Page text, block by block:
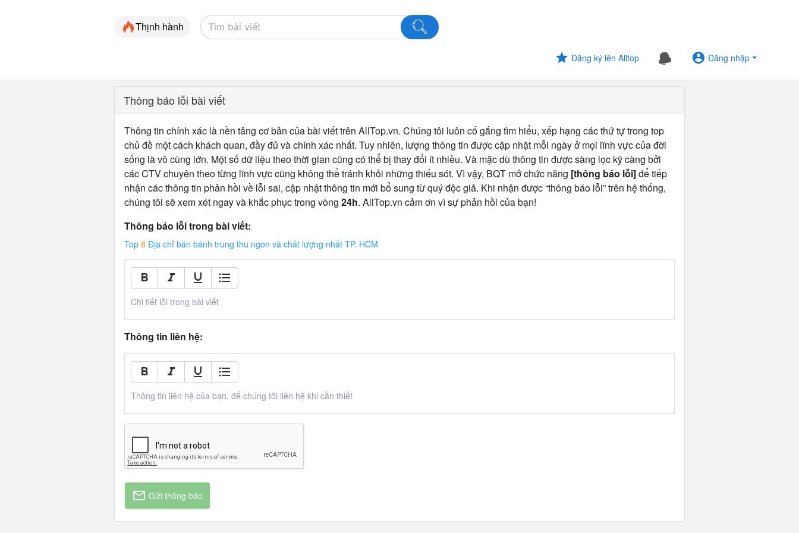
Thịnh hành
Đăng ký lên Alltop Đăng nhập
Thông báo lỗi bài viết
Thông tin chính xác là nền tảng cơ bản của bài viết trên AllTop.vn. Chúng tôi luôn cố gắng tìm hiểu, xếp hạng các thứ tự trong top
chủ đề một cách khách quan, đầy đủ và chính xác nhất. Tuy nhiên, lượng thông tin được cập nhật mỗi ngày ở mọi lĩnh vực của đời
sống là vô cùng lớn. Một số dữ liệu theo thời gian cũng có thể bị thay đổi ít nhiều. Và mặc dù thông tin được sàng lọc kỹ càng bởi
các CTV chuyên theo từng lĩnh vực cũng không thể tránh khỏi những thiếu sót. Vì vậy, BQT mở chức năng [thông báo lỗi]để tiếp
nhận các thông tin phản hồi về lỗi sai, cập nhật thông tin mới bổ sung từ quý độc giả. Khi nhận được “thông báo lỗi” trên hệ thống,
chúng tôi sẽ xem xét ngay và khắc phục trong vòng 24h. AllTop.vn cảm ơn vì sự phản hồi của bạn!
Thông báo lỗi trong bài viết:
Top 8 Địa chỉ bán bánh trung thu ngon và chất lượng nhất TP. HCM
Chi tiết lỗi trong bài viết
Thông tin liên hệ:
Thông tin liên hệ của bạn, để chúng tôi liên hệ khi cần thiết
Gửi thông báo